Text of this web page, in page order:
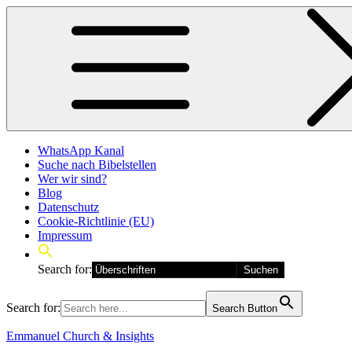
Skip
WhatsApp Kanal
Suche nach Bibelstellen
Wer wir sind?
Blog
Datenschutz
Cookie-Richtlinie (EU)
Impressum
Search for:
Search for: Search Button
Emmanuel Church & Insights